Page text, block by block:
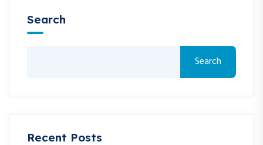
Search
Search
Recent Posts